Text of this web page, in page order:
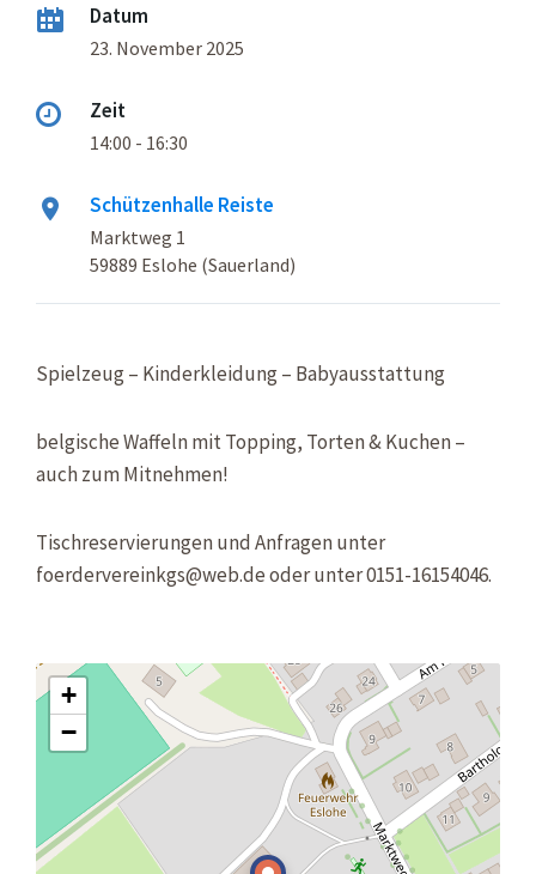
Datum
23. November 2025
Zeit
14:00 - 16:30
Schützenhalle Reiste
Marktweg 1
59889 Eslohe (Sauerland)
Spielzeug – Kinderkleidung – Babyausstattung
belgische Waffeln mit Topping, Torten & Kuchen –
auch zum Mitnehmen!
Tischreservierungen und Anfragen unter
foerdervereinkgs@web.de oder unter 0151-16154046.
+
−